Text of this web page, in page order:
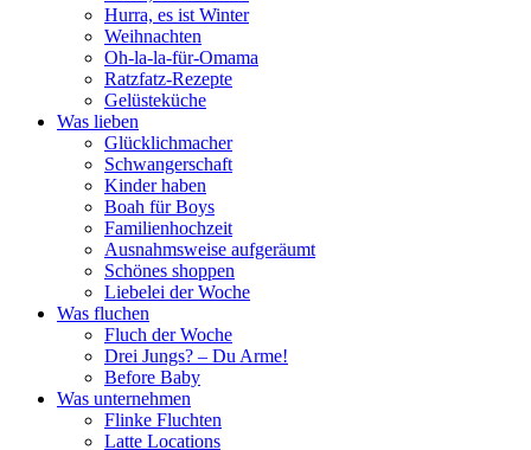
Hurra, es ist Winter
Weihnachten
Oh-la-la-für-Omama
Ratzfatz-Rezepte
Gelüsteküche
Was lieben
Glücklichmacher
Schwangerschaft
Kinder haben
Boah für Boys
Familienhochzeit
Ausnahmsweise aufgeräumt
Schönes shoppen
Liebelei der Woche
Was fluchen
Fluch der Woche
Drei Jungs? – Du Arme!
Before Baby
Was unternehmen
Flinke Fluchten
Latte Locations